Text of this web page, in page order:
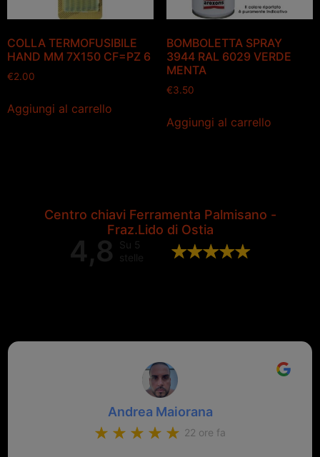
COLLA TERMOFUSIBILE
HAND MM 7X150 CF=PZ 6
€2.00
Aggiungi al carrello
BOMBOLETTA SPRAY
3944 RAL 6029 VERDE
MENTA
€3.50
Aggiungi al carrello
Centro chiavi Ferramenta Palmisano -
Fraz.Lido di Ostia
4,8
Su 5
stelle
Andrea Maiorana
22 ore fa